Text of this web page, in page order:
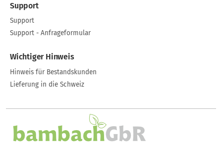
Support
Support
Support - Anfrageformular
Wichtiger Hinweis
Hinweis für Bestandskunden
Lieferung in die Schweiz